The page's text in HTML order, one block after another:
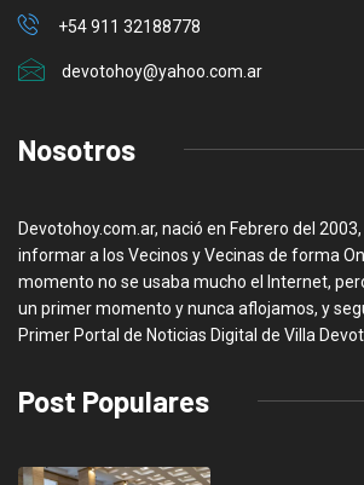
+54 911 32188778
devotohoy@yahoo.com.ar
Nosotros
Devotohoy.com.ar, nació en Febrero del
informar a los Vecinos y Vecinas de forma
momento no se usaba mucho el Internet,
un primer momento y nunca aflojamos, y
Primer Portal de Noticias Digital de Villa
Post Populares